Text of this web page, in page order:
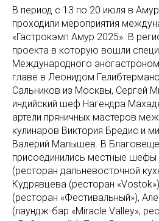
В период с 13 по 20 июля в
проходили мероприятия
«Гастрокэмп Амур 2025». В
проекта в которую вошли
Международного
главе в Леонидом
Сальников из Москвы, Сергей
индийский шеф Нагендра
артели пряничных мастеров
кулинаров Виктория Бредис и
Валерий Малышев. В
присоединились местные
(ресторан дальневосточной
Кудрявцева (ресторан
(ресторан «Фестивальный»),
(лаундж-бар «Miracle Valley»,